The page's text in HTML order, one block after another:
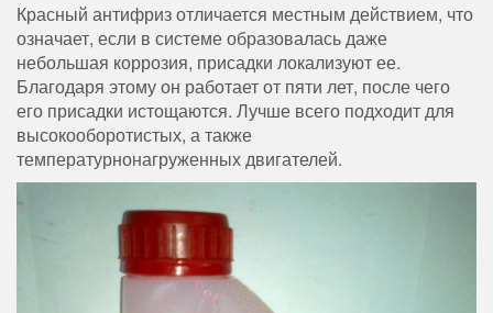
Красный антифриз отличается местным действием, что
означает, если в системе образовалась даже
небольшая коррозия, присадки локализуют ее.
Благодаря этому он работает от пяти лет, после чего
его присадки истощаются. Лучше всего подходит для
высокооборотистых, а также
температурнонагруженных двигателей.